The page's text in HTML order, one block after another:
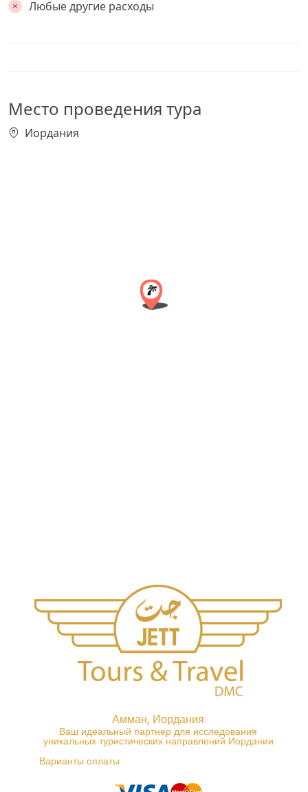
Любые другие расходы
Место проведения тура
Иордания
Амман, Иордания
Ваш идеальный партнер для исследования
уникальных туристических направлений Иордании
Варианты оплаты